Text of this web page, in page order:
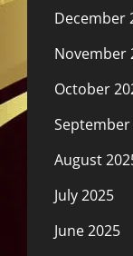
December
November
October
September
August
July 2025
June 2025